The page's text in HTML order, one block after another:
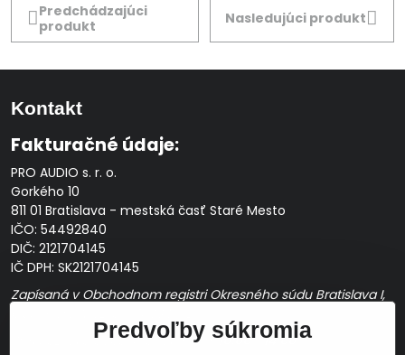
Predchádzajúci
produkt
Nasledujúci produkt
Kontakt
Fakturačné údaje:
PRO AUDIO s. r. o.
Gorkého 10
811 01 Bratislava - mestská časť Staré Mesto
IČO: 54492840
DIČ: 2121704145
IČ DPH: SK2121704145
Zapísaná v Obchodnom registri Okresného súdu Bratislava I,
Prevádzková doba: pracovné dni10:00 - 14:00
Predvoľby súkromia